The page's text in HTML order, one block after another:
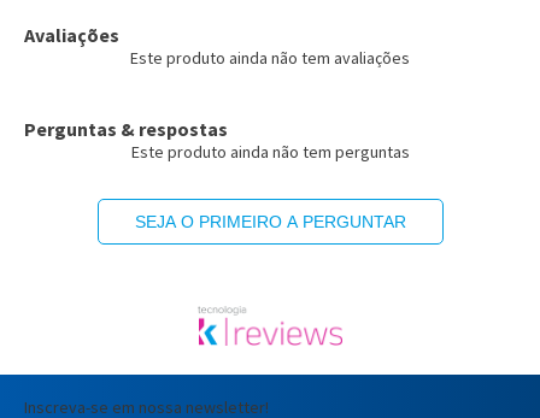
Avaliações
Este produto ainda não tem avaliações
Perguntas & respostas
Este produto ainda não tem perguntas
SEJA O PRIMEIRO A PERGUNTAR
Inscreva-se em nossa newsletter!